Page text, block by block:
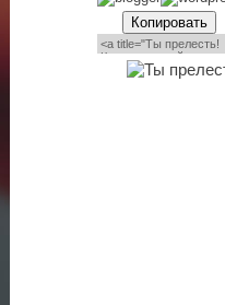
Копировать